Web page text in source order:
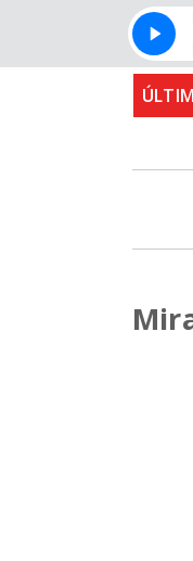
Rock en español
Ne󮠭 Juegos de Amor